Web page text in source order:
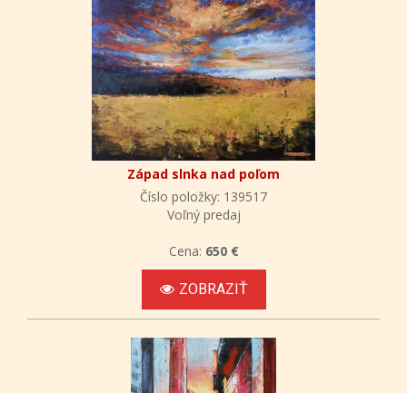
Západ slnka nad poľom
Číslo položky: 139517
Voľný predaj
Cena: 650 €
ZOBRAZIŤ